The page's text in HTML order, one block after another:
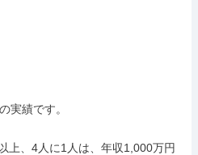
実績です。
上、4人に1人は、年収1,000万円